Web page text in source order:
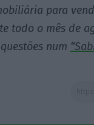
para
todo o mês de
num